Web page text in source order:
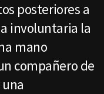
posteriores a
involuntaria la
mano
compañero de